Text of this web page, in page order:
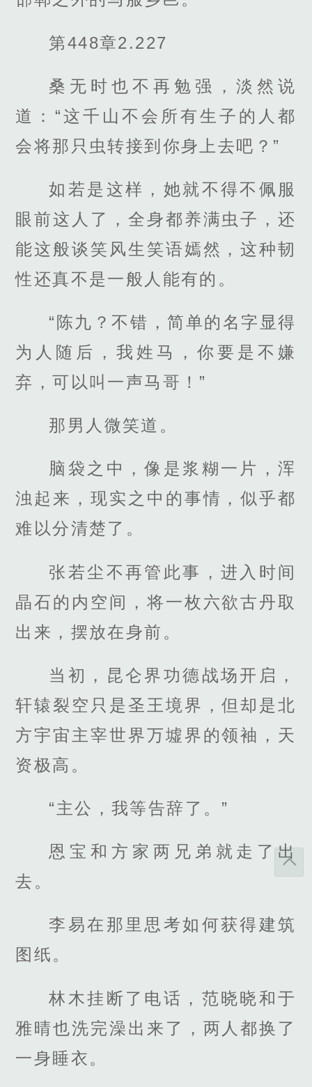
第448章2.227
桑无时也不再勉强，淡然说
道：“这千山不会所有生子的人都
会将那只虫转接到你身上去吧？”
如若是这样，她就不得不佩服
眼前这人了，全身都养满虫子，还
能这般谈笑风生笑语嫣然，这种韧
性还真不是一般人能有的。
“陈九？不错，简单的名字显得
为人随后，我姓马，你要是不嫌
弃，可以叫一声马哥！”
那男人微笑道。
脑袋之中，像是浆糊一片，浑
浊起来，现实之中的事情，似乎都
难以分清楚了。
张若尘不再管此事，进入时间
晶石的内空间，将一枚六欲古丹取
出来，摆放在身前。
当初，昆仑界功德战场开启，
轩辕裂空只是圣王境界，但却是北
方宇宙主宰世界万墟界的领袖，天
资极高。
“主公，我等告辞了。”
恩宝和方家两兄弟就走了出
去。
李易在那里思考如何获得建筑
图纸。
林木挂断了电话，范晓晓和于
雅晴也洗完澡出来了，两人都换了
一身睡衣。